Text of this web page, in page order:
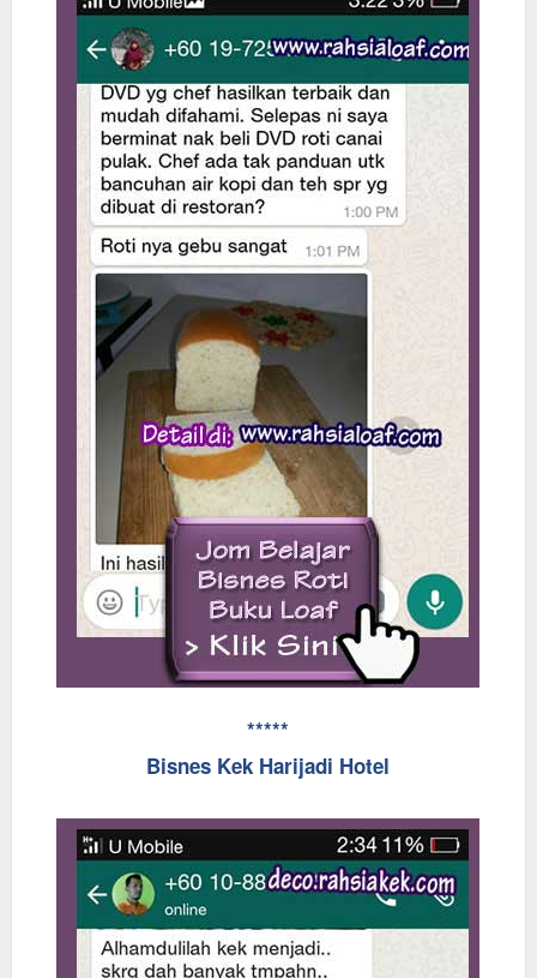
*****
Bisnes Kek Harijadi Hotel